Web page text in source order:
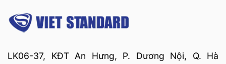
LK06-37, KĐT An Hưng, P. Dương Nội, Q. Hà